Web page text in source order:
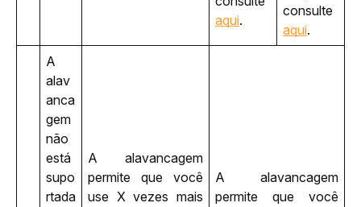
aqui.
aqui.
A
alav
anca
gem
não
está
supo
rtada
A alavancagem
permite que você
use X vezes mais
A alavancagem
permite que você